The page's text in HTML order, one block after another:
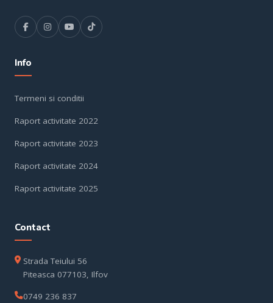
Info
Termeni si conditii
Raport activitate 2022
Raport activitate 2023
Raport activitate 2024
Raport activitate 2025
Contact
Strada Teiului 56
Piteasca 077103, Ilfov
0749 236 837